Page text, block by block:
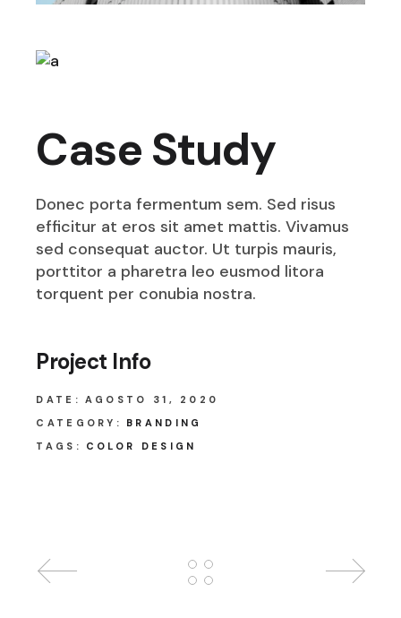
Case Study
Donec porta fermentum sem. Sed risus
efficitur at eros sit amet mattis. Vivamus
sed consequat auctor. Ut turpis mauris,
porttitor a pharetra leo eusmod litora
torquent per conubia nostra.
Project Info
DATE: AGOSTO 31, 2020
CATEGORY:
BRANDING
TAGS:
COLOR DESIGN